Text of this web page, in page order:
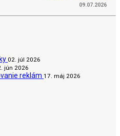
09.07.2026
02. júl 2026
jún 2026
reklám 17. máj 2026